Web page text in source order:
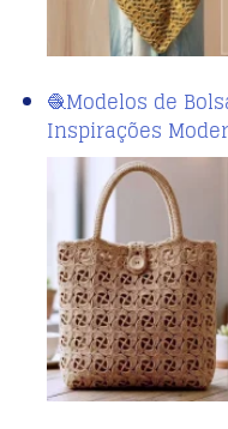
🧶Modelos de
Inspirações